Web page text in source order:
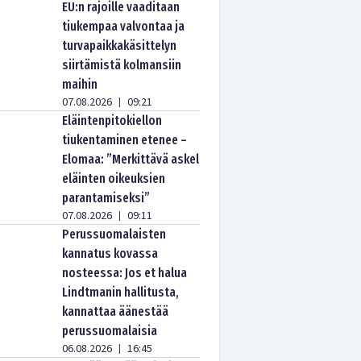
EU:n rajoille vaaditaan
tiukempaa valvontaa ja
turvapaikkakäsittelyn
siirtämistä kolmansiin
maihin
07.08.2026 | 09:21
Eläintenpitokiellon
tiukentaminen etenee –
Elomaa: ”Merkittävä askel
eläinten oikeuksien
parantamiseksi”
07.08.2026 | 09:11
Perussuomalaisten
kannatus kovassa
nosteessa: Jos et halua
Lindtmanin hallitusta,
kannattaa äänestää
perussuomalaisia
06.08.2026 | 16:45